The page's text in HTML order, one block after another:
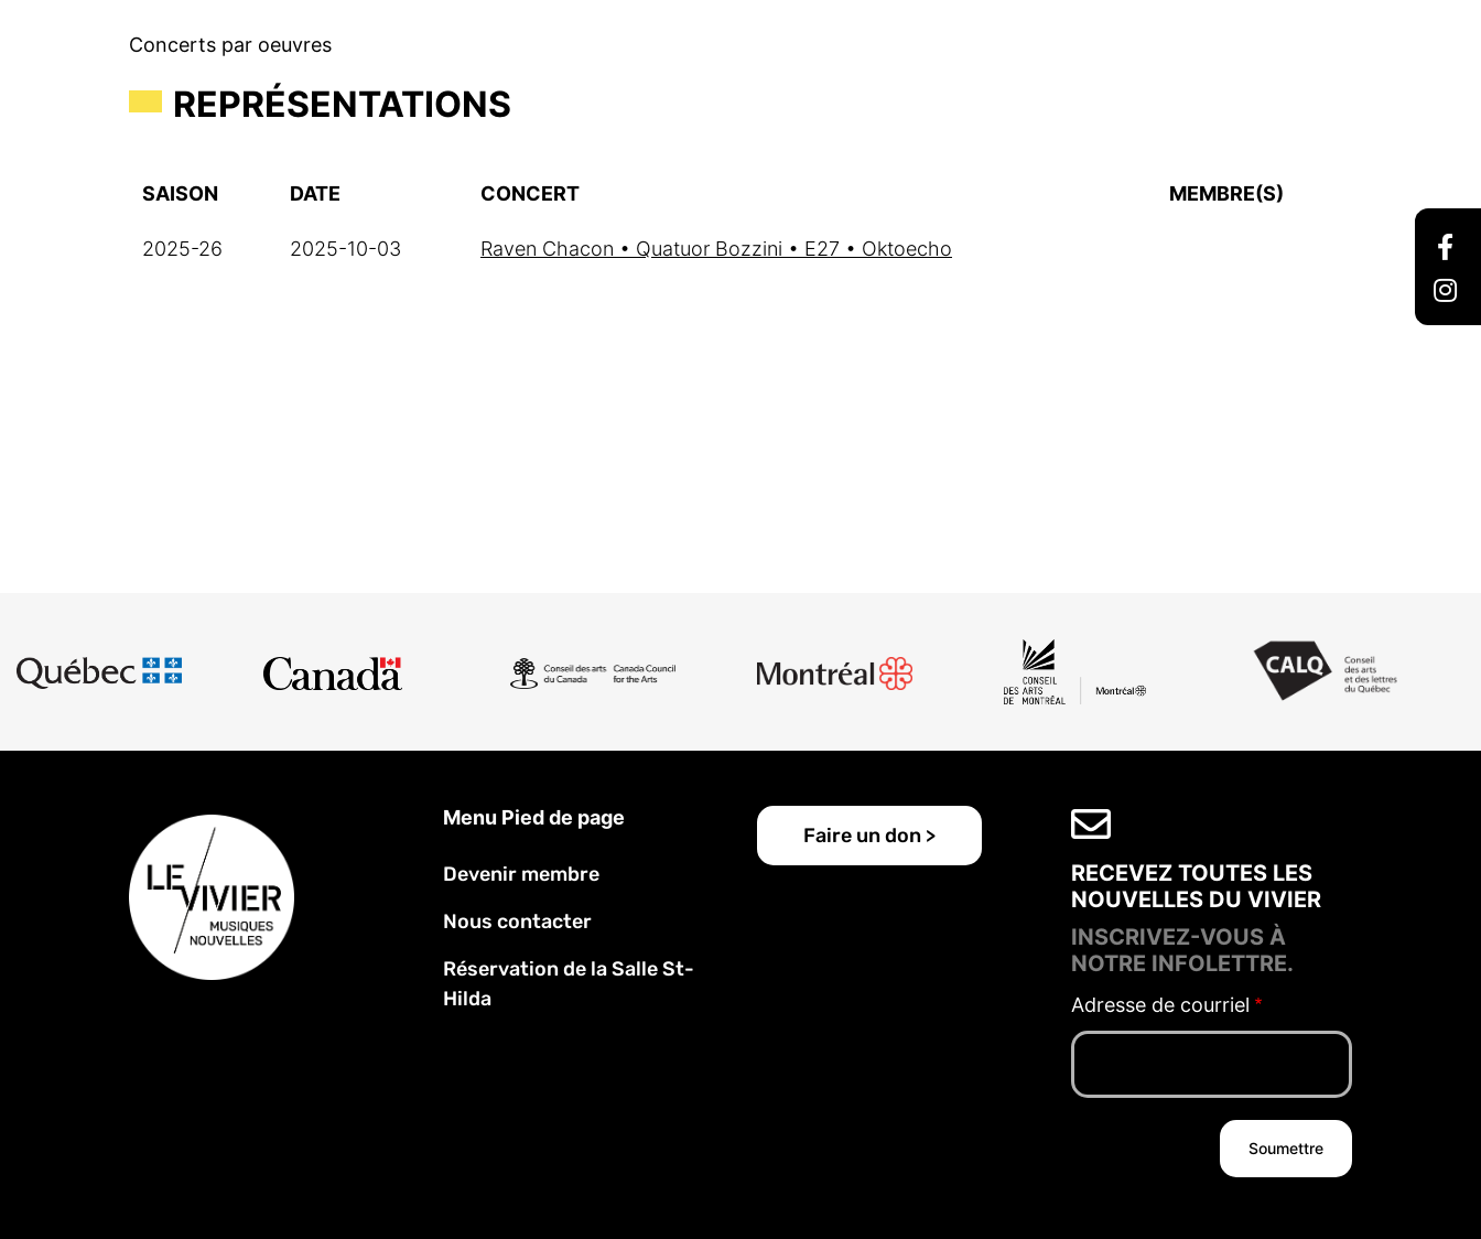
Concerts par oeuvres
REPRÉSENTATIONS
SAISON DATE CONCERT MEMBRE(S)
2025-26 2025-10-03 Raven Chacon • Quatuor Bozzini • E27 • Oktoecho
Menu Pied de page
Devenir membre
Nous contacter
Réservation de la Salle St-
Hilda
Faire un don >
RECEVEZ TOUTES LES
NOUVELLES DU VIVIER
INSCRIVEZ-VOUS À
NOTRE INFOLETTRE.
Adresse de courriel